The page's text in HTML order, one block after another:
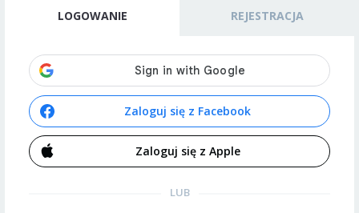
LOGOWANIE REJESTRACJA
Zaloguj się z Facebook
Zaloguj się z Apple
LUB